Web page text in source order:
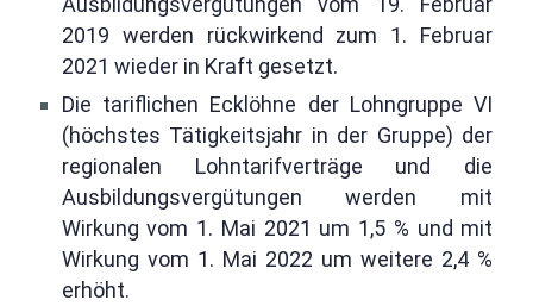
2019 werden rückwirkend zum 1. Februar
2021 wieder in Kraft gesetzt.
Die tariflichen Ecklöhne der Lohngruppe VI
(höchstes Tätigkeitsjahr in der Gruppe) der
regionalen Lohntarifverträge und die
Ausbildungsvergütungen werden mit
Wirkung vom 1. Mai 2021 um 1,5 % und mit
Wirkung vom 1. Mai 2022 um weitere 2,4 %
erhöht.